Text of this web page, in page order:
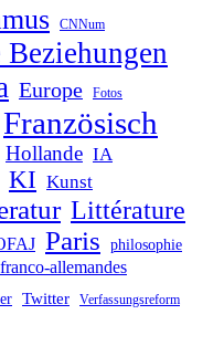
CNNum
Europe Fotos
Französisch
Hollande IA
KI Kunst
Littérature
Paris philosophie
allemandes
Twitter Verfassungsreform